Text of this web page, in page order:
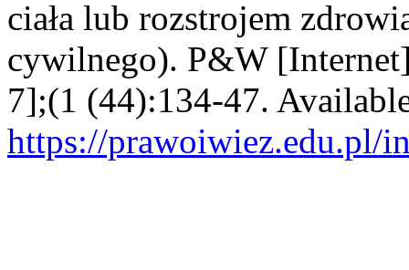
ciała lub rozstrojem
cywilnego). P&W
7];(1 (44):134-47.
https://prawoiwiez.edu.pl/